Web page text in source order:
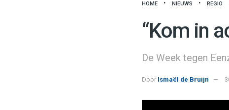
HOME NIEUWS REGIO
“Kom in
De Week tegen
Door Ismaël de Bruijn